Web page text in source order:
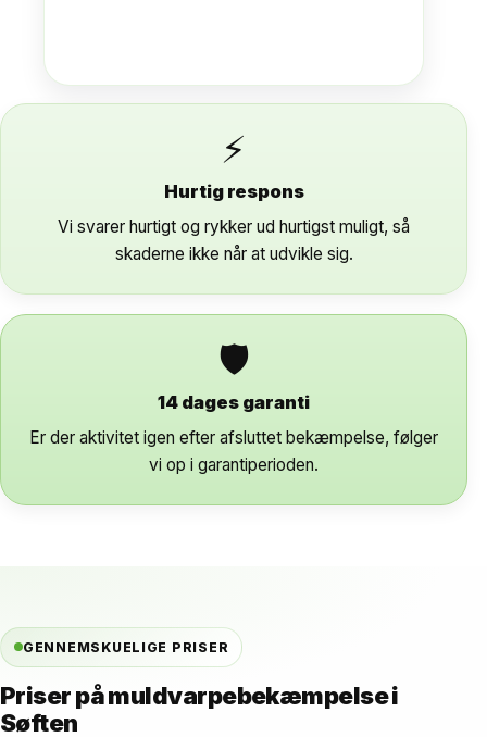
⚡
Hurtig respons
Vi svarer hurtigt og rykker ud hurtigst muligt, så
skaderne ikke når at udvikle sig.
🛡
14 dages garanti
Er der aktivitet igen efter afsluttet bekæmpelse, følger
vi op i garantiperioden.
GENNEMSKUELIGE PRISER
Priser på muldvarpebekæmpelse i
Søften